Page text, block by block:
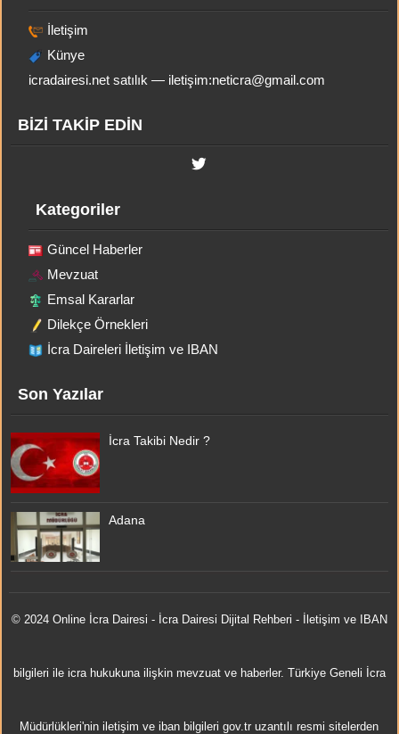
İletişim
Künye
icradairesi.net satılık — iletişim:neticra@gmail.com
BİZİ TAKİP EDİN
Kategoriler
Güncel Haberler
Mevzuat
Emsal Kararlar
Dilekçe Örnekleri
İcra Daireleri İletişim ve IBAN
Son Yazılar
İcra Takibi Nedir ?
Adana
© 2024 Online İcra Dairesi - İcra Dairesi Dijital Rehberi - İletişim ve IBAN
bilgileri ile icra hukukuna ilişkin mevzuat ve haberler. Türkiye Geneli İcra
Müdürlükleri'nin iletişim ve iban bilgileri gov.tr uzantılı resmi sitelerden